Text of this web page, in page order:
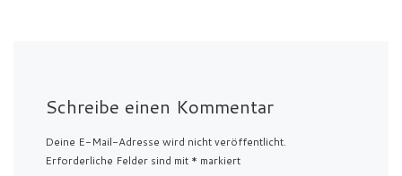
Schreibe einen Kommentar
Deine E-Mail-Adresse wird nicht veröffentlicht.
Erforderliche Felder sind mit * markiert